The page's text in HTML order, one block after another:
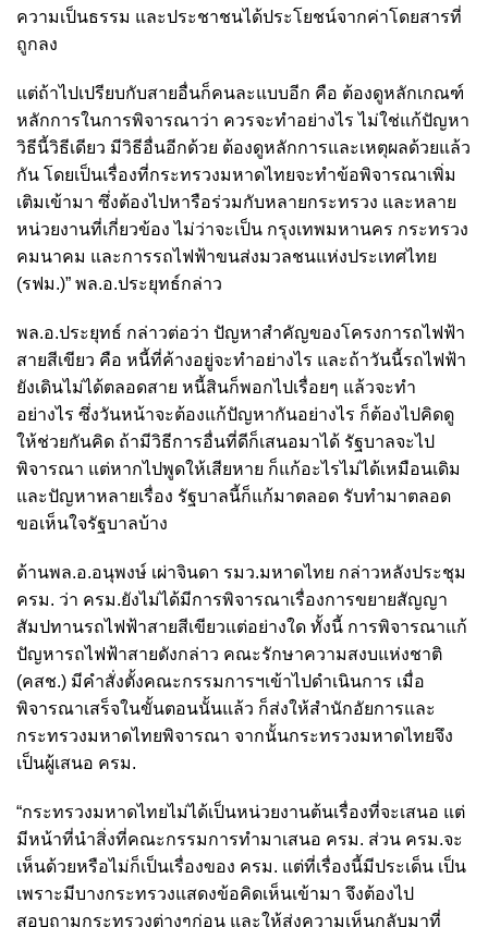
ความเป็นธรรม และประชาชนได้ประโยชน์จากค่าโดยสารที่
ถูกลง
แต่ถ้าไปเปรียบกับสายอื่นก็คนละแบบอีก คือ ต้องดูหลักเกณฑ์
หลักการในการพิจารณาว่า ควรจะทำอย่างไร ไม่ใช่แก้ปัญหา
วิธีนี้วิธีเดียว มีวิธีอื่นอีกด้วย ต้องดูหลักการและเหตุผลด้วยแล้ว
กัน โดยเป็นเรื่องที่กระทรวงมหาดไทยจะทำข้อพิจารณาเพิ่ม
เติมเข้ามา ซึ่งต้องไปหารือร่วมกับหลายกระทรวง และหลาย
หน่วยงานที่เกี่ยวข้อง ไม่ว่าจะเป็น กรุงเทพมหานคร กระทรวง
คมนาคม และการรถไฟฟ้าขนส่งมวลชนแห่งประเทศไทย
(รฟม.)” พล.อ.ประยุทธ์กล่าว
พล.อ.ประยุทธ์ กล่าวต่อว่า ปัญหาสำคัญของโครงการถไฟฟ้า
สายสีเขียว คือ หนี้ที่ค้างอยู่จะทำอย่างไร และถ้าวันนี้รถไฟฟ้า
ยังเดินไม่ได้ตลอดสาย หนี้สินก็พอกไปเรื่อยๆ แล้วจะทำ
อย่างไร ซึ่งวันหน้าจะต้องแก้ปัญหากันอย่างไร ก็ต้องไปคิดดู
ให้ช่วยกันคิด ถ้ามีวิธีการอื่นที่ดีก็เสนอมาได้ รัฐบาลจะไป
พิจารณา แต่หากไปพูดให้เสียหาย ก็แก้อะไรไม่ได้เหมือนเดิม
และปัญหาหลายเรื่อง รัฐบาลนี้ก็แก้มาตลอด รับทำมาตลอด
ขอเห็นใจรัฐบาลบ้าง
ด้านพล.อ.อนุพงษ์ เผ่าจินดา รมว.มหาดไทย กล่าวหลังประชุม
ครม. ว่า ครม.ยังไม่ได้มีการพิจารณาเรื่องการขยายสัญญา
สัมปทานรถไฟฟ้าสายสีเขียวแต่อย่างใด ทั้งนี้ การพิจารณาแก้
ปัญหารถไฟฟ้าสายดังกล่าว คณะรักษาความสงบแห่งชาติ
(คสช.) มีคำสั่งตั้งคณะกรรมการฯเข้าไปดำเนินการ เมื่อ
พิจารณาเสร็จในขั้นตอนนั้นแล้ว ก็ส่งให้สำนักอัยการและ
กระทรวงมหาดไทยพิจารณา จากนั้นกระทรวงมหาดไทยจึง
เป็นผู้เสนอ ครม.
“กระทรวงมหาดไทยไม่ได้เป็นหน่วยงานต้นเรื่องที่จะเสนอ แต่
มีหน้าที่นำสิ่งที่คณะกรรมการทำมาเสนอ ครม. ส่วน ครม.จะ
เห็นด้วยหรือไม่ก็เป็นเรื่องของ ครม. แต่ที่เรื่องนี้มีประเด็น เป็น
เพราะมีบางกระทรวงแสดงข้อคิดเห็นเข้ามา จึงต้องไป
สอบถามกระทรวงต่างๆก่อน และให้ส่งความเห็นกลับมาที่